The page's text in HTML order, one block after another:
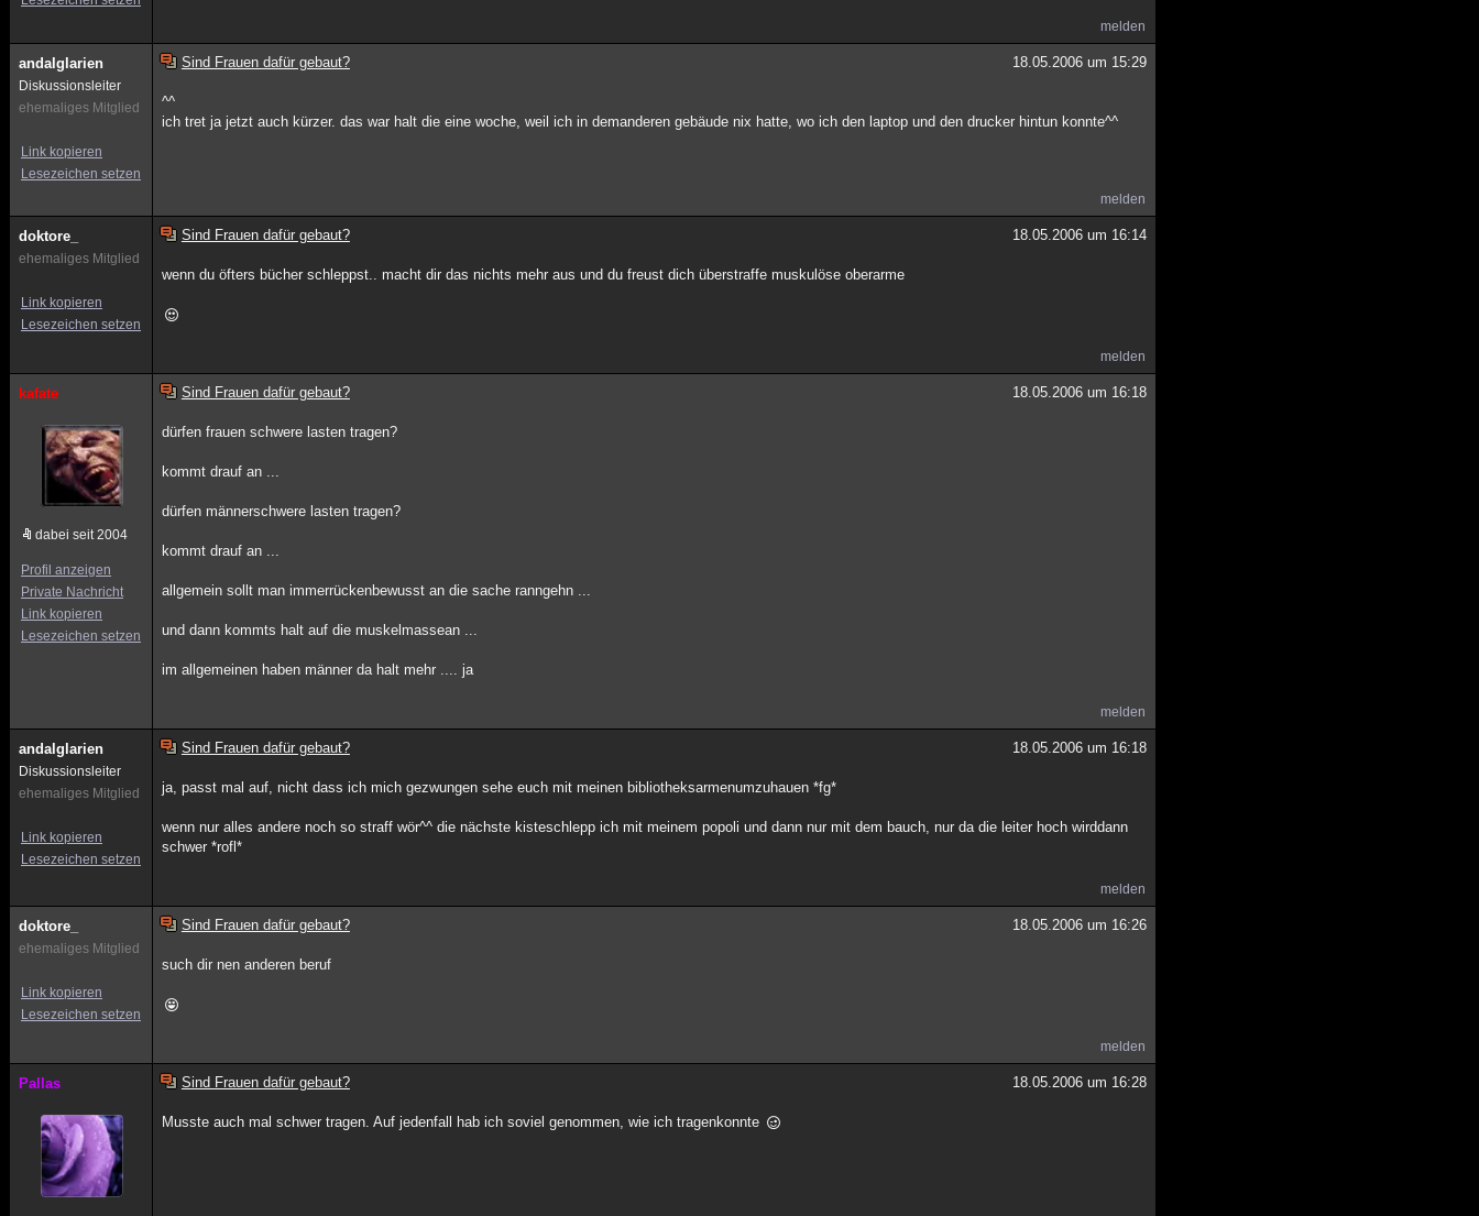
melden
andalglarien
Diskussionsleiter
ehemaliges Mitglied
Link kopieren
Lesezeichen setzen
Sind Frauen dafür gebaut? 18.05.2006 um 15:29
^^
ich tret ja jetzt auch kürzer. das war halt die eine woche, weil ich in demanderen gebäude nix hatte, wo ich den laptop und den drucker hintun konnte^^
melden
doktore_
ehemaliges Mitglied
Link kopieren
Lesezeichen setzen
Sind Frauen dafür gebaut? 18.05.2006 um 16:14
wenn du öfters bücher schleppst.. macht dir das nichts mehr aus und du freust dich überstraffe muskulöse oberarme
melden
kafate
dabei seit 2004
Profil anzeigen
Private Nachricht
Link kopieren
Lesezeichen setzen
Sind Frauen dafür gebaut? 18.05.2006 um 16:18
dürfen frauen schwere lasten tragen?
kommt drauf an ...
dürfen männerschwere lasten tragen?
kommt drauf an ...
allgemein sollt man immerrückenbewusst an die sache ranngehn ...
und dann kommts halt auf die muskelmassean ...
im allgemeinen haben männer da halt mehr .... ja
melden
andalglarien
Diskussionsleiter
ehemaliges Mitglied
Link kopieren
Lesezeichen setzen
Sind Frauen dafür gebaut? 18.05.2006 um 16:18
ja, passt mal auf, nicht dass ich mich gezwungen sehe euch mit meinen bibliotheksarmenumzuhauen *fg*
wenn nur alles andere noch so straff wör^^ die nächste kisteschlepp ich mit meinem popoli und dann nur mit dem bauch, nur da die leiter hoch wirddann
schwer *rofl*
melden
doktore_
ehemaliges Mitglied
Link kopieren
Lesezeichen setzen
Sind Frauen dafür gebaut? 18.05.2006 um 16:26
such dir nen anderen beruf
melden
Pallas Sind Frauen dafür gebaut? 18.05.2006 um 16:28
Musste auch mal schwer tragen. Auf jedenfall hab ich soviel genommen, wie ich tragenkonnte